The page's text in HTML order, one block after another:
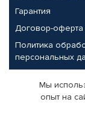
Гарантия
Договор-оферта
Политика
персональных
Партнерам
Корпоративным
Мы
опыт на